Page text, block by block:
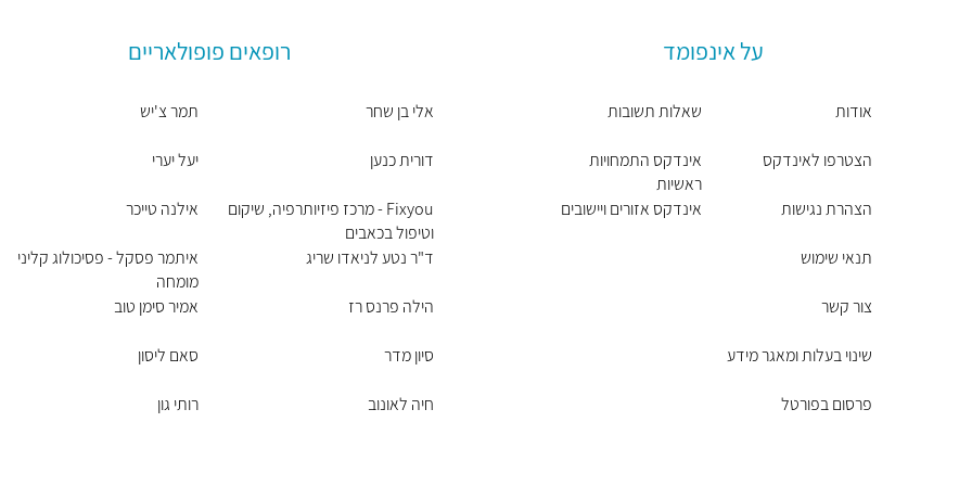
על אינפומד
אודות
הצטרפו לאינדקס
הצהרת נגישות
תנאי שימוש
צור קשר
שינוי בעלות ומאגר מידע
פרסום בפורטל
שאלות תשובות
אינדקס התמחויות
ראשיות
אינדקס אזורים ויישובים
רופאים פופולאריים
אלי בן שחר
דורית כנען
Fixyou - מרכז פיזיותרפיה, שיקום
וטיפול בכאבים
ד"ר נטע לניאדו שריג
הילה פרנס רז
סיון מדר
חיה לאונוב
תמר צ'יש
יעל יערי
אילנה טייכר
איתמר פסקל - פסיכולוג קליני
מומחה
אמיר סימן טוב
סאם ליסון
רותי גון